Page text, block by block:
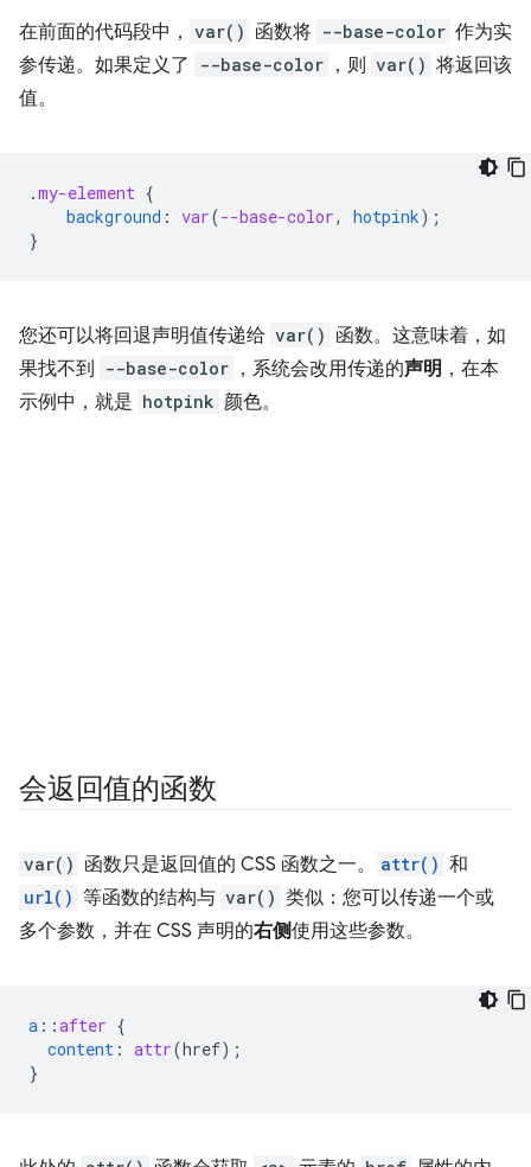
在前面的代码段中， var() 函数将 --base-color 作为实
参传递。如果定义了
--base-color ，则 var() 将返回该
值。
.my-element {
background : var(--base-color, hotpink);
}
您还可以将回退声明值传递给 var() 函数。这意味着，如
果找不到
--base-color ，系统会改用传递的声明 ，在本
示例中，就是 hotpink 颜色。
会返回值的函数
var() 函数只是返回值的 CSS 函数之一。 attr() 和
url() 等函数的结构与 var() 类似：您可以传递一个或
多个参数，并在 CSS 声明的右侧使用这些参数。
a ::after {
content : attr(href);
}